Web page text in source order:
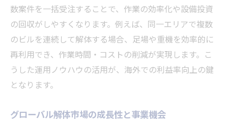
数案件を一括受注することで、作業の効率化や設備投資
の回収がしやすくなります。例えば、同一エリアで複数
のビルを連続して解体する場合、足場や重機を効率的に
再利用でき、作業時間・コストの削減が実現します。こ
うした運用ノウハウの活用が、海外での利益率向上の鍵
となります。
グローバル解体市場の成長性と事業機会